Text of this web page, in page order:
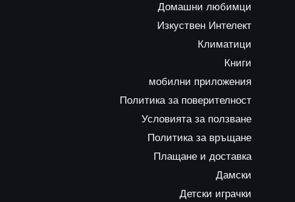
Домашни любимци
Изкуствен Интелект
Климатици
Книги
мобилни приложения
Политика за поверителност
Условията за ползване
Политика за връщане
Плащане и доставка
Дамски
Детски играчки